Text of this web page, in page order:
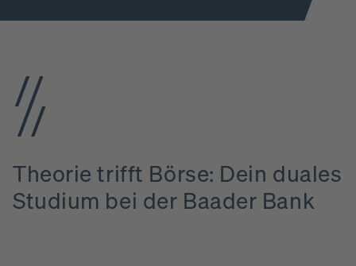
Theorie trifft Börse: Dein duales
Studium bei der Baader Bank